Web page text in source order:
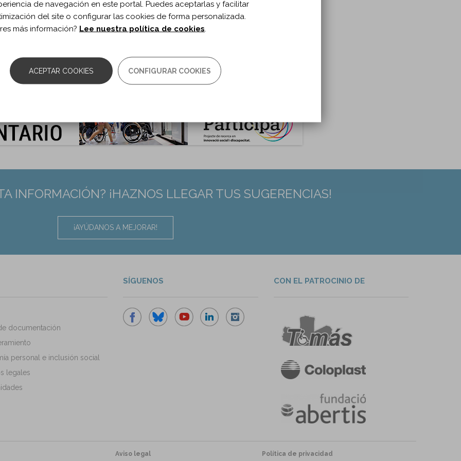
2022
Phys Med Rehabil. 2022;103(1)
de documento:Artículo
10.1016/j.apmr.2021.08.013
34516998
INFORMACIÓN? ¡HAZNOS LLEGAR TUS SUGERENCIAS!
¡AYÚDANOS A MEJORAR!
documentación
personal e inclusión social
legales
SÍGUENOS CON EL PATROCINIO DE
Aviso legal
Política de privacidad
de navegación en este portal. Puedes aceptarlas y facilitar
del site o configurar las cookies de forma personalizada.
más información? Lee nuestra política de cookies
ACEPTAR COOKIES CONFIGURAR COOKIES